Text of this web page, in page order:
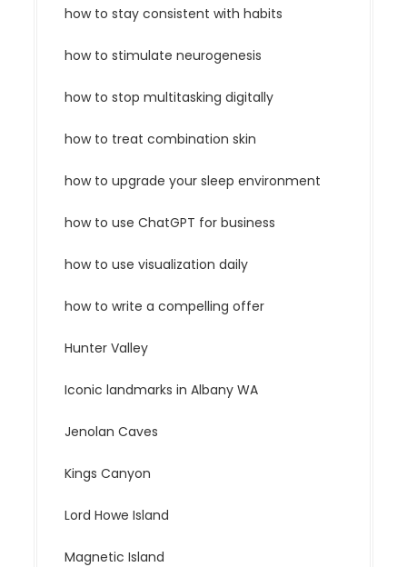
how to stay consistent with habits
how to stimulate neurogenesis
how to stop multitasking digitally
how to treat combination skin
how to upgrade your sleep environment
how to use ChatGPT for business
how to use visualization daily
how to write a compelling offer
Hunter Valley
Iconic landmarks in Albany WA
Jenolan Caves
Kings Canyon
Lord Howe Island
Magnetic Island